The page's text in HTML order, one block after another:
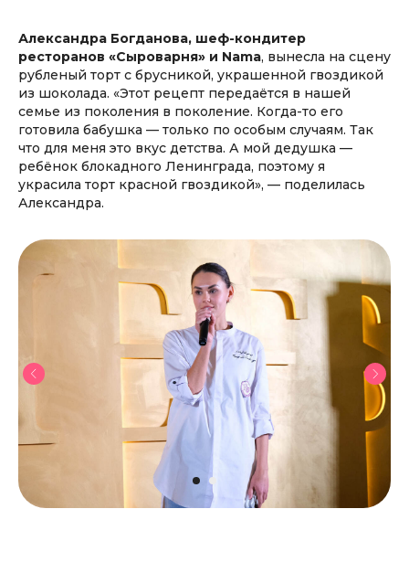
Александра Богданова, шеф-кондитер
ресторанов «Сыроварня» и Nama, вынесла на сцену
рубленый торт с брусникой, украшенной гвоздикой
из шоколада. «Этот рецепт передаётся в нашей
семье из поколения в поколение. Когда-то его
готовила бабушка — только по особым случаям. Так
что для меня это вкус детства. А мой дедушка —
ребёнок блокадного Ленинграда, поэтому я
украсила торт красной гвоздикой», — поделилась
Александра.